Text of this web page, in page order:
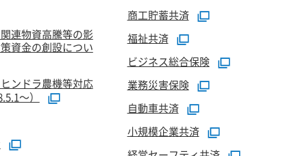
連物資高騰等の影
資金の創設につい
ンドラ農機等対応
～）
商工貯蓄共済
福祉共済
ビジネス総合保険
業務災害保険
自動車共済
小規模企業共済